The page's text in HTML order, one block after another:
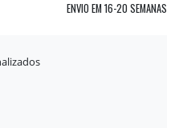
ENVIO EM 16-20 SEMANAS